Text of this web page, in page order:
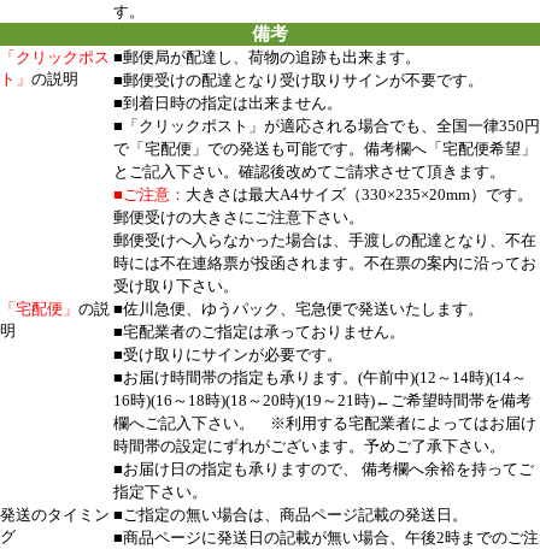
す。
備考
「クリックポス
ト」 の説明
■郵便局が配達し、荷物の追跡も出来ます。
■郵便受けの配達となり受け取りサインが不要です。
■到着日時の指定は出来ません。
■「クリックポスト」が適応される場合でも、全国一律350円
で「宅配便」での発送も可能です。備考欄へ「宅配便希望」
とご記入下さい。確認後改めてご請求させて頂きます。
■ご注意： 大きさは最大A4サイズ（330×235×20mm）です。
郵便受けの大きさにご注意下さい。
郵便受けへ入らなかった場合は、手渡しの配達となり、不在
時には不在連絡票が投函されます。不在票の案内に沿ってお
受け取り下さい。
「宅配便」 の説
明
■佐川急便、ゆうパック、宅急便で発送いたします。
■宅配業者のご指定は承っておりません。
■受け取りにサインが必要です。
■お届け時間帯の指定も承ります。(午前中)(12～14時)(14～
16時)(16～18時)(18～20時)(19～21時)←ご希望時間帯を備考
欄へご記入下さい。 ※利用する宅配業者によってはお届け
時間帯の設定にずれがございます。予めご了承下さい。
■お届け日の指定も承りますので、 備考欄へ余裕を持ってご
指定下さい。
発送のタイミン
グ
■ご指定の無い場合は、商品ページ記載の発送日。
■商品ページに発送日の記載が無い場合、午後2時までのご注